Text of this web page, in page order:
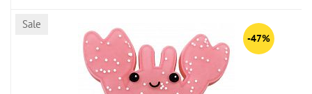
Sale
-47%